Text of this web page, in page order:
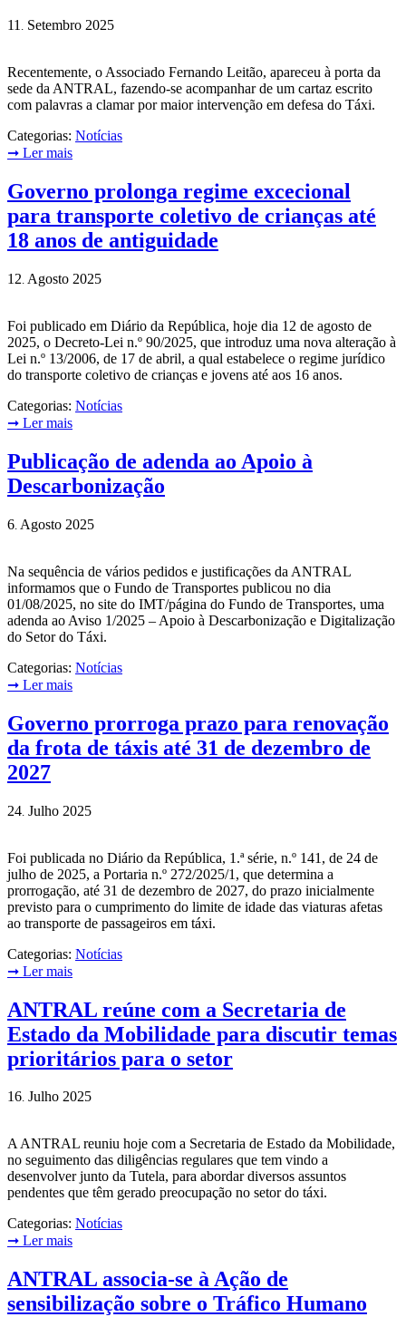
11 . Setembro 2025
Recentemente, o Associado Fernando Leitão, apareceu à porta da
sede da ANTRAL, fazendo-se acompanhar de um cartaz escrito
com palavras a clamar por maior intervenção em defesa do Táxi.
Categorias: Notícias
➞ Ler mais
Governo prolonga regime excecional
para transporte coletivo de crianças até
18 anos de antiguidade
12. Agosto 2025
Foi publicado em Diário da República, hoje dia 12 de agosto de
2025, o Decreto-Lei n.º 90/2025, que introduz uma nova alteração à
Lei n.º 13/2006, de 17 de abril, a qual estabelece o regime jurídico
do transporte coletivo de crianças e jovens até aos 16 anos.
Categorias: Notícias
➞ Ler mais
Publicação de adenda ao Apoio à
Descarbonização
6 Agosto 2025
Na sequência de vários pedidos e justificações da ANTRAL
informamos que o Fundo de Transportes publicou no dia
01/08/2025, no site do IMT/página do Fundo de Transportes, uma
adenda ao Aviso 1/2025 – Apoio à Descarbonização e Digitalização
do Setor do Táxi.
Categorias: Notícias
➞ Ler mais
Governo prorroga prazo para renovação
da frota de táxis até 31 de dezembro de
2027
24 Julho 2025
Foi publicada no Diário da República, 1.ª série, n.º 141, de 24 de
julho de 2025, a Portaria n.º 272/2025/1, que determina a
prorrogação, até 31 de dezembro de 2027, do prazo inicialmente
previsto para o cumprimento do limite de idade das viaturas afetas
ao transporte de passageiros em táxi.
Categorias: Notícias
➞ Ler mais
ANTRAL reúne com a Secretaria de
Estado da Mobilidade para discutir temas
prioritários para o setor
16. Julho 2025
A ANTRAL reuniu hoje com a Secretaria de Estado da Mobilidade,
no seguimento das diligências regulares que tem vindo a
desenvolver junto da Tutela, para abordar diversos assuntos
pendentes que têm gerado preocupação no setor do táxi.
Categorias: Notícias
➞ Ler mais
ANTRAL associa-se à Ação de
sensibilização sobre o Tráfico Humano